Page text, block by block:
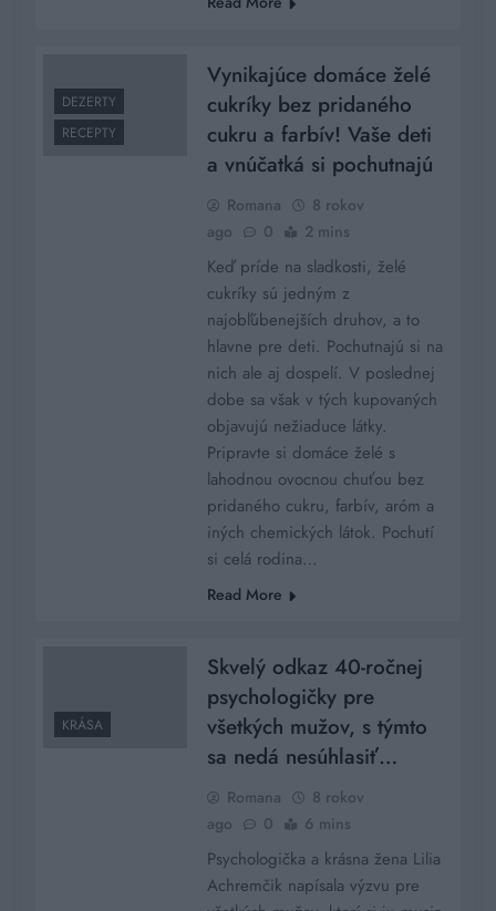
DEZERTY
RECEPTY
Vynikajúce domáce želé
cukríky bez pridaného
cukru a farbív! Vaše deti
a vnúčatká si pochutnajú
Romana
8 rokov
ago
0 2 mins
Keď príde na sladkosti, želé
cukríky sú jedným z
najobľúbenejších druhov, a to
hlavne pre deti. Pochutnajú si na
nich ale aj dospelí. V poslednej
dobe sa však v tých kupovaných
objavujú nežiaduce látky.
Pripravte si domáce želé s
lahodnou ovocnou chuťou bez
pridaného cukru, farbív, aróm a
iných chemických látok. Pochutí
si celá rodina…
Read More
KRÁSA
Skvelý odkaz 40-ročnej
psychologičky pre
všetkých mužov, s týmto
sa nedá nesúhlasiť…
Romana
8 rokov
ago
0 6 mins
Psychologička a krásna žena Lilia
Achremčik napísala výzvu pre